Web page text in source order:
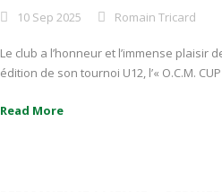
10 Sep 2025 Romain Tricard
Le club a l’honneur et l’immense plaisir
édition de son tournoi U12, l’« O.C.M.
Read More